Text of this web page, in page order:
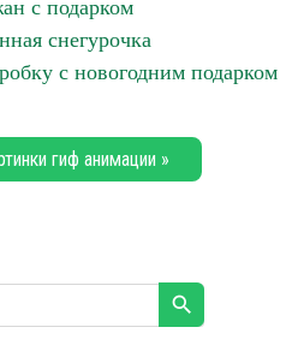
с подарком
снегурочка
с новогодним подарком
гиф анимации »